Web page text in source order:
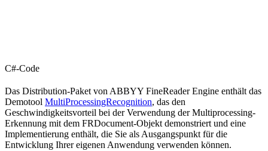
C#-Code
Das Distribution-Paket von ABBYY FineReader Engine enthält das
Demotool MultiProcessingRecognition, das den
Geschwindigkeitsvorteil bei der Verwendung der Multiprocessing-
Erkennung mit dem FRDocument-Objekt demonstriert und eine
Implementierung enthält, die Sie als Ausgangspunkt für die
Entwicklung Ihrer eigenen Anwendung verwenden können.